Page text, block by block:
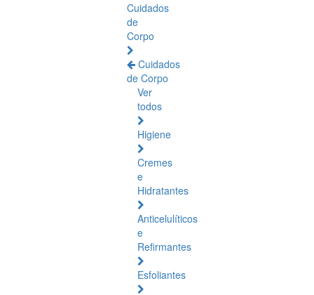
Cuidados
de
Corpo
Cuidados
de Corpo
Ver
todos
Higiene
Cremes
e
Hidratantes
Anticelulíticos
e
Refirmantes
Esfoliantes